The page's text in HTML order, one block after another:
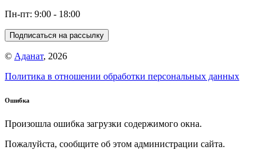
Пн-пт: 9:00 - 18:00
Подписаться на рассылку
© Аданат, 2026
Политика в отношении обработки персональных данных
Ошибка
Произошла ошибка загрузки содержимого окна.
Пожалуйста, сообщите об этом администрации сайта.